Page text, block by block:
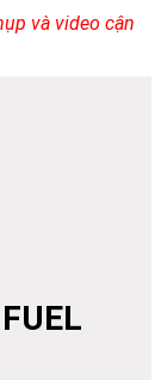
và video cận